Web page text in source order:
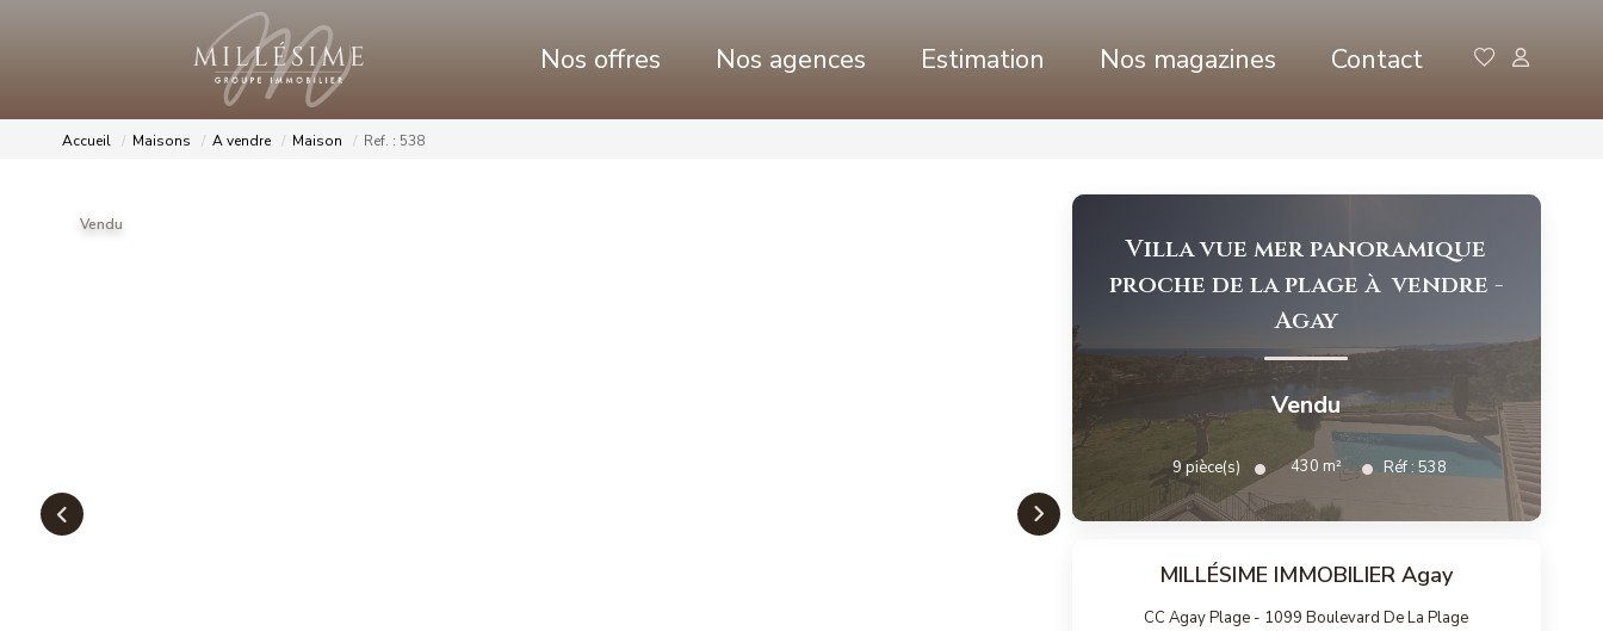
Nos offres Nos agences Estimation Nos magazines Contact
Accueil Maisons A vendre Maison Ref. : 538
Vendu
Villa vue mer panoramique
proche de la plage à vendre -
Agay
Vendu
9pièce(s) 430 m² Réf :538
MILLÉSIME IMMOBILIER Agay
CC Agay Plage - 1099 Boulevard De La Plage